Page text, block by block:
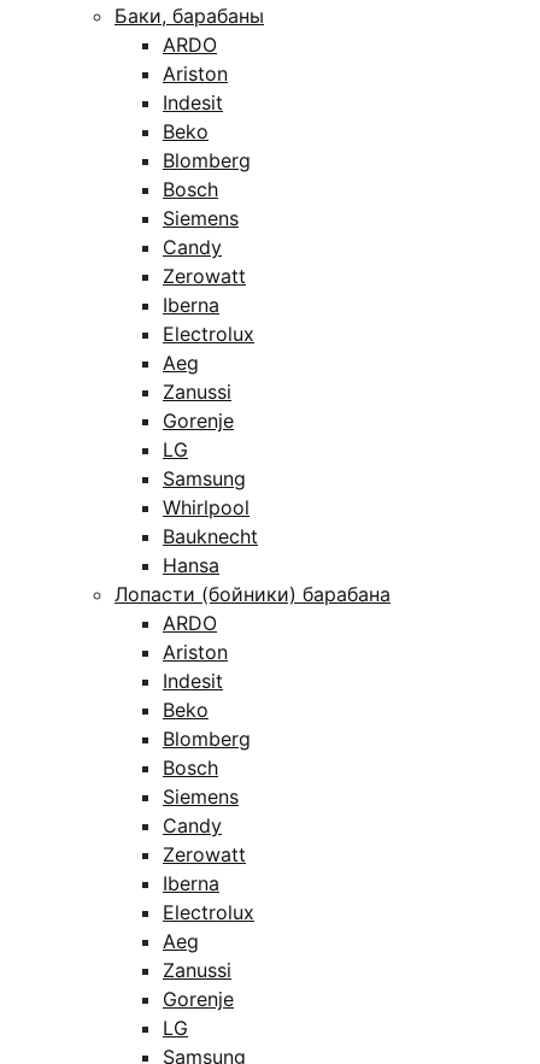
Баки, барабаны
ARDO
Ariston
Indesit
Beko
Blomberg
Bosch
Siemens
Candy
Zerowatt
Iberna
Electrolux
Aeg
Zanussi
Gorenje
LG
Samsung
Whirlpool
Bauknecht
Hansa
Лопасти (бойники) барабана
ARDO
Ariston
Indesit
Beko
Blomberg
Bosch
Siemens
Candy
Zerowatt
Iberna
Electrolux
Aeg
Zanussi
Gorenje
LG
Samsung